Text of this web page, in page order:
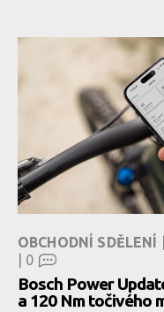
OBCHODNÍ SDĚLENÍ
0
Bosch Power
a 120 Nm točivého